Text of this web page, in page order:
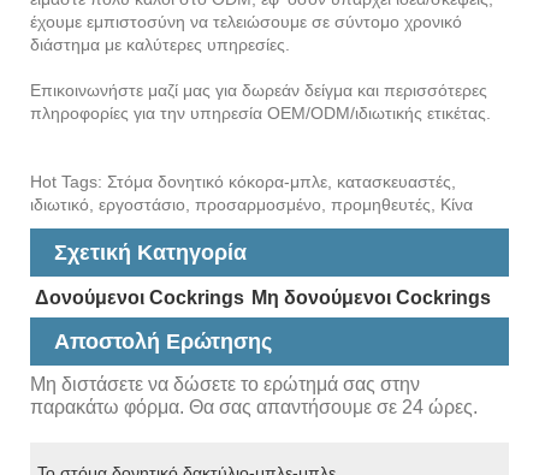
έχουμε εμπιστοσύνη να τελειώσουμε σε σύντομο χρονικό
διάστημα με καλύτερες υπηρεσίες.
Επικοινωνήστε μαζί μας για δωρεάν δείγμα και περισσότερες
πληροφορίες για την υπηρεσία OEM/ODM/ιδιωτικής ετικέτας.
Hot Tags: Στόμα δονητικό κόκορα-μπλε, κατασκευαστές,
ιδιωτικό, εργοστάσιο, προσαρμοσμένο, προμηθευτές, Κίνα
Σχετική Κατηγορία
Δονούμενοι Cockrings Μη δονούμενοι Cockrings
Αποστολή Ερώτησης
Μη διστάσετε να δώσετε το ερώτημά σας στην
παρακάτω φόρμα. Θα σας απαντήσουμε σε 24 ώρες.